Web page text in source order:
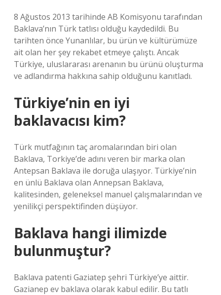
8 Ağustos 2013 tarihinde AB Komisyonu tarafından
Baklava’nın Türk tatlısı olduğu kaydedildi. Bu
tarihten önce Yunanlılar, bu ürün ve kültürümüze
ait olan her şey rekabet etmeye çalıştı. Ancak
Türkiye, uluslararası arenanın bu ürünü oluşturma
ve adlandırma hakkına sahip olduğunu kanıtladı.
Türkiye’nin en iyi
baklavacısı kim?
Türk mutfağının taç aromalarından biri olan
Baklava, Torkiye’de adını veren bir marka olan
Antepsan Baklava ile doruğa ulaşıyor. Türkiye’nin
en ünlü Baklava olan Annepsan Baklava,
kalitesinden, geleneksel manuel çalışmalarından ve
yenilikçi perspektifinden düşüyor.
Baklava hangi ilimizde
bulunmuştur?
Baklava patenti Gaziatep şehri Türkiye’ye aittir.
Gazianep ev baklava olarak kabul edilir. Bu tatlı